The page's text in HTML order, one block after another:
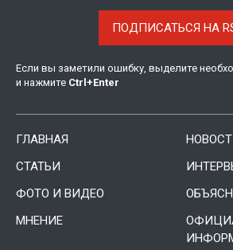
ПОДПИСАТЬСЯ НА
Если вы заметили ошибку, выделите
и нажмите Ctrl +Enter
ГЛАВНАЯ
СТАТЬИ
ФОТО И ВИДЕО
МНЕНИЕ